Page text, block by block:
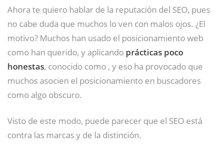
Ahora te quiero hablar de la reputación del SEO, pues
no cabe duda que muchos lo ven con malos ojos. ¿El
motivo? Muchos han usado el posicionamiento web
como han querido, y aplicando prácticas poco
honestas, conocido como , y eso ha provocado que
muchos asocien el posicionamiento en buscadores
como algo obscuro.
Visto de este modo, puede parecer que el SEO está
contra las marcas y de la distinción.